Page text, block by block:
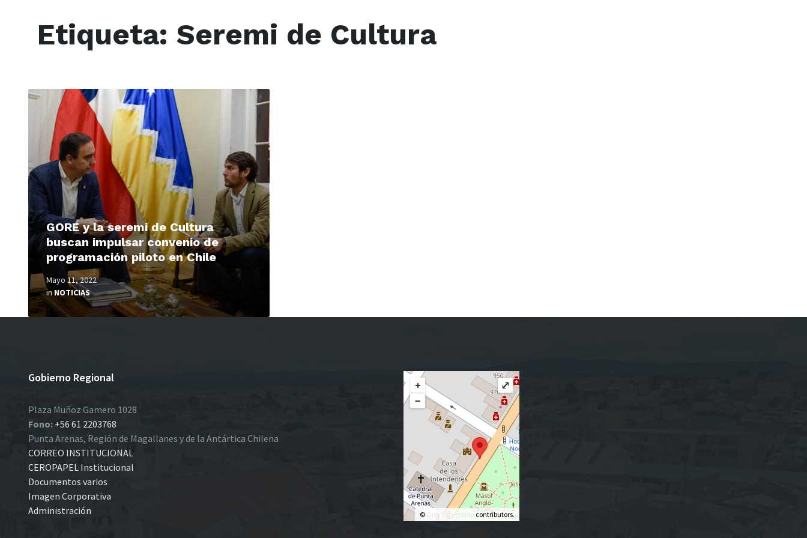
Etiqueta: Seremi de Cultura
GORE y la seremi de Cultura
buscan impulsar convenio de
programación piloto en Chile
Mayo 11, 2022
inNOTICIAS
Read
Gobierno Regional
Plaza Muñoz Gamero 1028
Fono: +56 61 2203768
Punta Arenas, Región de Magallanes y de la Antártica Chilena
CORREO INSTITUCIONAL
CEROPAPEL Institucional
Documentos varios
Imagen Corporativa
Administración
+
−
© OpenStreetMapcontributors.
⤢